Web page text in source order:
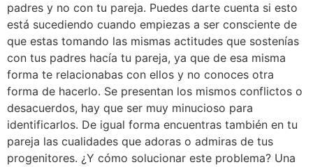
padres y no con tu pareja. Puedes darte cuenta si esto
está sucediendo cuando empiezas a ser consciente de
que estas tomando las mismas actitudes que sostenías
con tus padres hacía tu pareja, ya que de esa misma
forma te relacionabas con ellos y no conoces otra
forma de hacerlo. Se presentan los mismos conflictos o
desacuerdos, hay que ser muy minucioso para
identificarlos. De igual forma encuentras también en tu
pareja las cualidades que adoras o admiras de tus
progenitores. ¿Y cómo solucionar este problema? Una